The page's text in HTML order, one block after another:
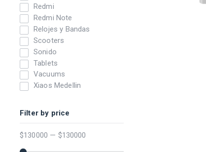
Redmi
Redmi Note
Relojes y Bandas
Scooters
Sonido
Tablets
Vacuums
Xiaos Medellin
Filter by price
$130000 — $130000